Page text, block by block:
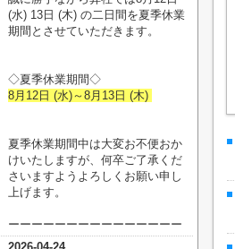
(水) 13日 (木) の二日間を夏季休業
期間とさせていただきます。
◇夏季休業期間◇
8月12日 (水)～8月13日 (木)
夏季休業期間中は大変お不便おか
けいたしますが、何卒ご了承くだ
さいますようよろしくお願い申し
上げます。
ーーーーーーーーーーーーーーー